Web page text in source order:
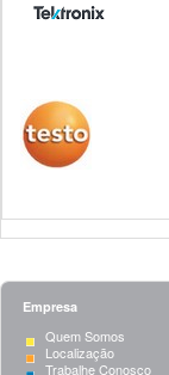
Empresa
Quem Somos
Localização
Trabalhe Conosco